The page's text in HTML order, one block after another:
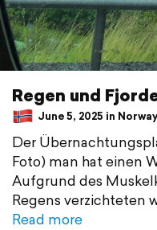
Regen und
June 5, 2025 in
Der
Foto) man hat einen
Aufgrund des
Regens verzichteten
Read more